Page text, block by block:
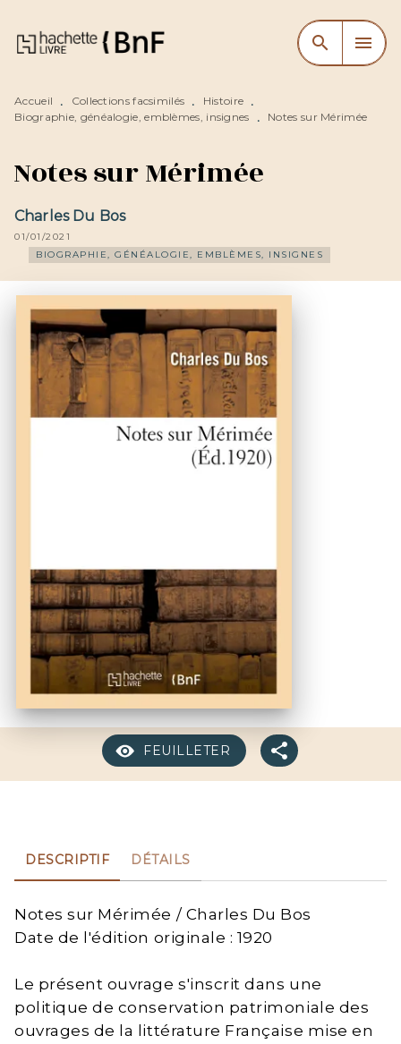
MENU RECHERCHE
CONTENU
search menu
Accueil • Collections facsimilés • Histoire •
Biographie, généalogie, emblèmes, insignes
• Notes sur Mérimée
Notes sur Mérimée
Charles Du Bos
01/01/2021
BIOGRAPHIE, GÉNÉALOGIE, EMBLÈMES, INSIGNES
FEUILLETER
DESCRIPTIF DÉTAILS
Notes sur Mérimée / Charles Du Bos
Date de l'édition originale : 1920
Le présent ouvrage s'inscrit dans une
politique de conservation patrimoniale des
ouvrages de la littérature Française mise en